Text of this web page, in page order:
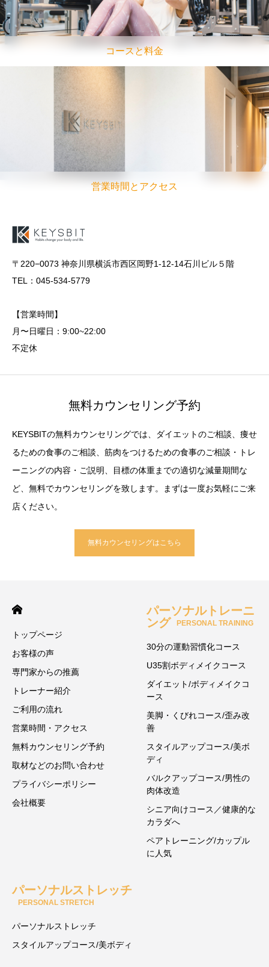
コースと料金
営業時間とアクセス
〒220−0073 神奈川県横浜市西区岡野1-12-14石川ビル５階
TEL：045-534-5779
【営業時間】
月〜日曜日：9:00~22:00
不定休
無料カウンセリング予約
KEYSBITの無料カウンセリングでは、ダイエットのご相談、痩せ
るための食事のご相談、筋肉をつけるための食事のご相談・トレ
ーニングの内容・ご説明、目標の体重までの適切な減量期間な
ど、無料でカウンセリングを致します。まずは一度お気軽にご来
店ください。
無料カウンセリングはこちら
トップページ
お客様の声
専門家からの推薦
トレーナー紹介
ご利用の流れ
営業時間・アクセス
無料カウンセリング予約
取材などのお問い合わせ
プライバシーポリシー
会社概要
パーソナルトレーニ
ング
PERSONAL TRAINING
30分の運動習慣化コース
U35割ボディメイクコース
ダイエット/ボディメイクコ
ース
美脚・くびれコース/歪み改
善
スタイルアップコース/美ボ
ディ
バルクアップコース/男性の
肉体改造
シニア向けコース／健康的な
カラダへ
ペアトレーニング/カップル
に人気
パーソナルストレッチ
PERSONAL STRETCH
パーソナルストレッチ
スタイルアップコース/美ボディ